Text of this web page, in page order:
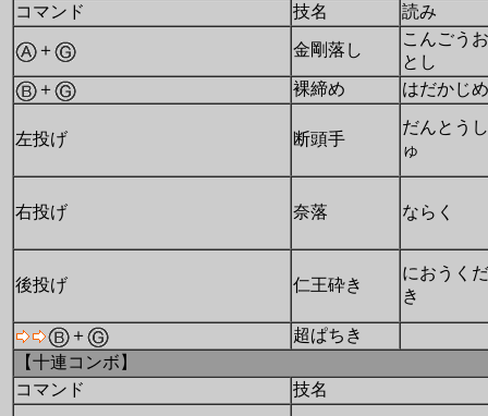
コマンド
技名 読み
＋ 金剛落し
こんごうお
とし
＋
裸締め はだかじめ
左投げ 断頭手
だんとうし
ゅ
右投げ 奈落 ならく
後投げ 仁王砕き
におうくだ
き
＋
超ぱちき
【十連コンボ】
コマンド
技名